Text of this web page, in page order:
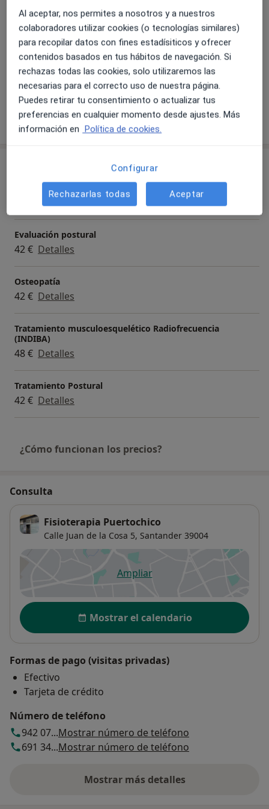
Ver galería (6)
Mostrar más detalles
sobre la experiencia
Visita Fisioterapia
Detalles
Evaluación postural
42 € Detalles
Osteopatía
42 € Detalles
Tratamiento musculoesquelético Radiofrecuencia
(INDIBA)
48 € Detalles
Tratamiento Postural
42 € Detalles
¿Cómo funcionan los precios?
Consulta
Fisioterapia Puertochico
Calle Juan de la Cosa 5, Santander 39004
Ampliarse abre en una nueva
Disponibilidad
Mostrar el calendario
Formas de pago (visitas privadas)
Efectivo
Tarjeta de crédito
Número de teléfono
942 07...Mostrar número de teléfono
691 34...Mostrar número de teléfono
Mostrar más detalles
sobre la dirección
Al aceptar, nos permites a nosotros y a nuestros
colaboradores utilizar cookies (o tecnologías similares)
para recopilar datos con fines estadísiticos y ofrecer
contenidos basados en tus hábitos de navegación. Si
rechazas todas las cookies, solo utilizaremos las
necesarias para el correcto uso de nuestra página.
Puedes retirar tu consentimiento o actualizar tus
preferencias en cualquier momento desde ajustes. Más
información en Política de cookies.
Configurar
Rechazarlas todas Aceptar